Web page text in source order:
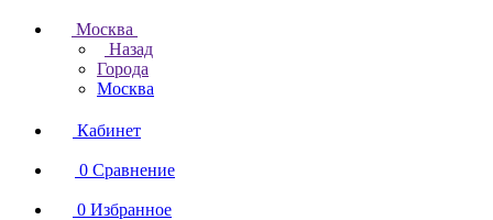
Москва
Назад
Города
Москва
Кабинет
0 Сравнение
0 Избранное